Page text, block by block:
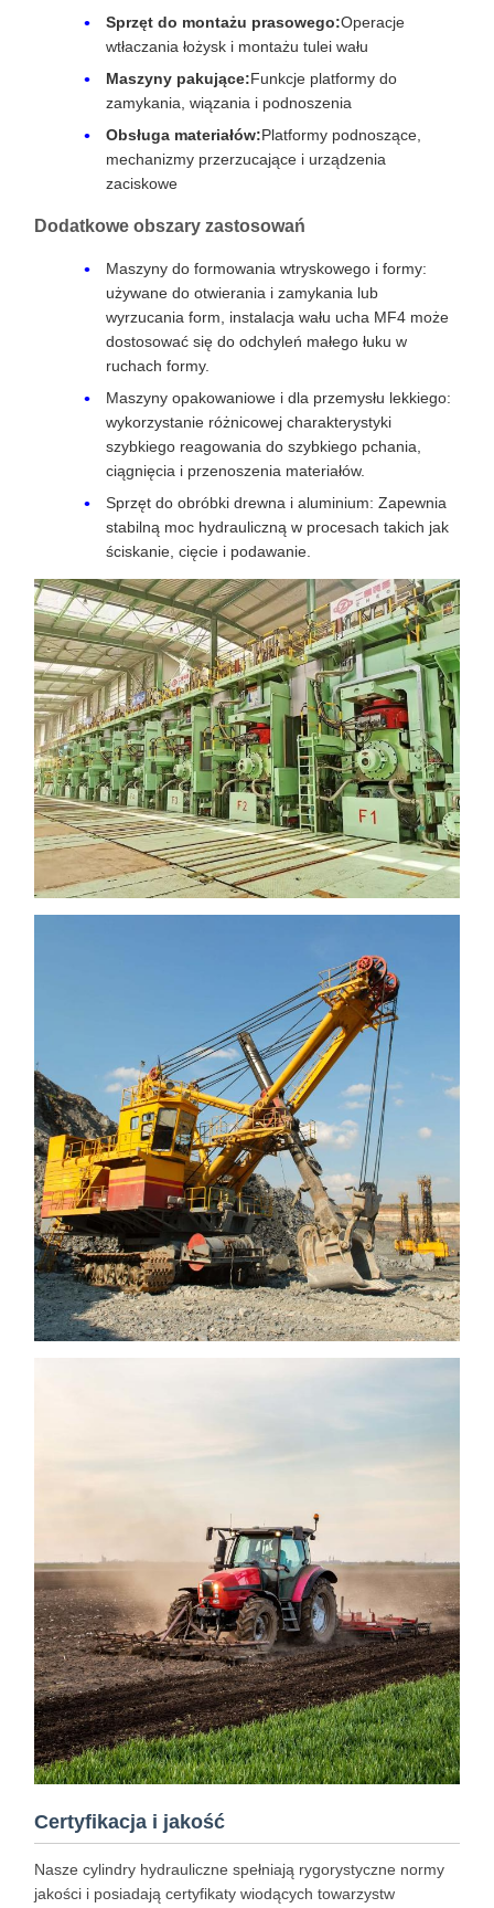
Sprzęt do montażu prasowego:Operacje
wtłaczania łożysk i montażu tulei wału
Maszyny pakujące:Funkcje platformy do
zamykania, wiązania i podnoszenia
Obsługa materiałów:Platformy podnoszące,
mechanizmy przerzucające i urządzenia
zaciskowe
Dodatkowe obszary zastosowań
Maszyny do formowania wtryskowego i formy:
używane do otwierania i zamykania lub
wyrzucania form, instalacja wału ucha MF4 może
dostosować się do odchyleń małego łuku w
ruchach formy.
Maszyny opakowaniowe i dla przemysłu lekkiego:
wykorzystanie różnicowej charakterystyki
szybkiego reagowania do szybkiego pchania,
ciągnięcia i przenoszenia materiałów.
Sprzęt do obróbki drewna i aluminium: Zapewnia
stabilną moc hydrauliczną w procesach takich jak
ściskanie, cięcie i podawanie.
Certyfikacja i jakość
Nasze cylindry hydrauliczne spełniają rygorystyczne normy
jakości i posiadają certyfikaty wiodących towarzystw